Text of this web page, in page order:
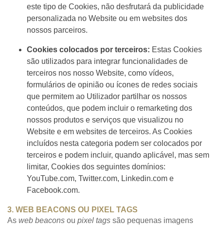
este tipo de Cookies, não desfrutará da publicidade
personalizada no Website ou em websites dos
nossos parceiros.
Cookies colocados por terceiros: Estas Cookies
são utilizados para integrar funcionalidades de
terceiros nos nosso Website, como vídeos,
formulários de opinião ou ícones de redes sociais
que permitem ao Utilizador partilhar os nossos
conteúdos, que podem incluir o remarketing dos
nossos produtos e serviços que visualizou no
Website e em websites de terceiros. As Cookies
incluídos nesta categoria podem ser colocados por
terceiros e podem incluir, quando aplicável, mas sem
limitar, Cookies dos seguintes domínios:
YouTube.com, Twitter.com, Linkedin.com e
Facebook.com.
3. WEB BEACONS OU PIXEL TAGS
As web beacons ou pixel tags são pequenas imagens